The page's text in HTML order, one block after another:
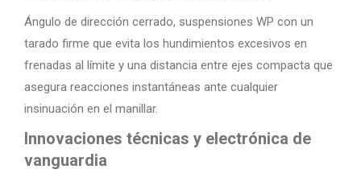
Ángulo de dirección cerrado, suspensiones WP con un
tarado firme que evita los hundimientos excesivos en
frenadas al límite y una distancia entre ejes compacta que
asegura reacciones instantáneas ante cualquier
insinuación en el manillar.
Innovaciones técnicas y electrónica de
vanguardia